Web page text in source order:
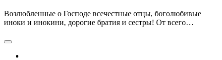
Возлюбленные о Господе всечестные отцы, боголюбивые
иноки и инокини, дорогие братия и сестры! От всего…